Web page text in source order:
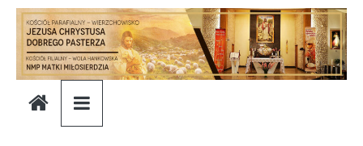
Skip
content
Parafia